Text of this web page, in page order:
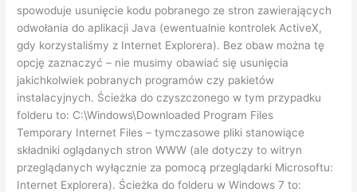
spowoduje usunięcie kodu pobranego ze stron zawierających
odwołania do aplikacji Java (ewentualnie kontrolek ActiveX,
gdy korzystaliśmy z Internet Explorera). Bez obaw można tę
opcję zaznaczyć – nie musimy obawiać się usunięcia
jakichkolwiek pobranych programów czy pakietów
instalacyjnych. Ścieżka do czyszczonego w tym przypadku
folderu to: C:\Windows\Downloaded Program Files
Temporary Internet Files – tymczasowe pliki stanowiące
składniki oglądanych stron WWW (ale dotyczy to witryn
przeglądanych wyłącznie za pomocą przeglądarki Microsoftu:
Internet Explorera). Ścieżka do folderu w Windows 7 to: